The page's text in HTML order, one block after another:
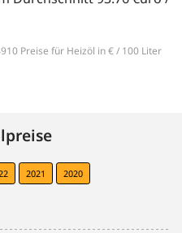
Preise für Heizöl in € / 100 Liter
2021
2020